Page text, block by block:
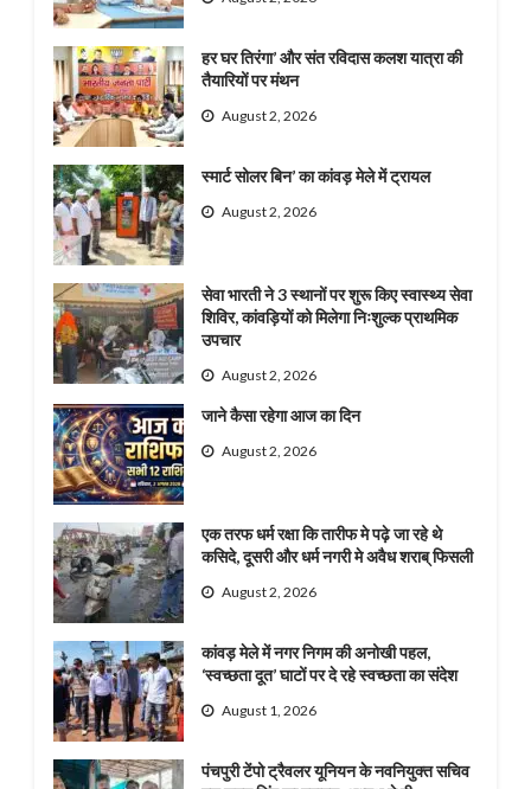
हर घर तिरंगा’ और संत रविदास कलश यात्रा की
तैयारियों पर मंथन
August 2, 2026
स्मार्ट सोलर बिन’ का कांवड़ मेले में ट्रायल
August 2, 2026
सेवा भारती ने 3 स्थानों पर शुरू किए स्वास्थ्य सेवा
शिविर, कांवड़ियों को मिलेगा निःशुल्क प्राथमिक
उपचार
August 2, 2026
जाने कैसा रहेगा आज का दिन
August 2, 2026
एक तरफ धर्म रक्षा कि तारीफ मे पढ़े जा रहे थे
कसिदे, दूसरी और धर्म नगरी मे अवैध शराब् फिसली
August 2, 2026
कांवड़ मेले में नगर निगम की अनोखी पहल,
‘स्वच्छता दूत’ घाटों पर दे रहे स्वच्छता का संदेश
August 1, 2026
पंचपुरी टेंपो ट्रैवलर यूनियन के नवनियुक्त सचिव